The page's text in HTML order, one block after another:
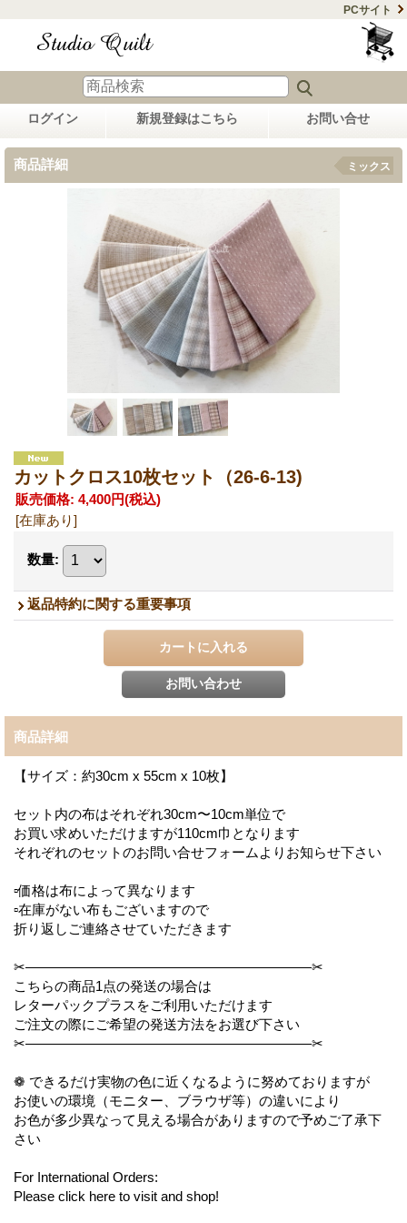
PCサイト
ログイン 新規登録はこちら お問い合せ
商品詳細 ミックス
カットクロス10枚セット（26-6-13)
販売価格: 4,400円(税込)
[在庫あり]
数量:
返品特約に関する重要事項
商品詳細
【サイズ：約30cm x 55cm x 10枚】
セット内の布はそれぞれ30cm〜10cm単位で
お買い求めいただけますが110cm巾となります
それぞれのセットのお問い合せフォームよりお知らせ下さい
▫️価格は布によって異なります
▫️在庫がない布もございますので
折り返しご連絡させていただきます
✂︎—————————————————————✂︎
こちらの商品1点の発送の場合は
レターパックプラスをご利用いただけます
ご注文の際にご希望の発送方法をお選び下さい
✂︎—————————————————————✂︎
❁ できるだけ実物の色に近くなるように努めておりますが
お使いの環境（モニター、ブラウザ等）の違いにより
お色が多少異なって見える場合がありますので予めご了承下
さい
For International Orders:
Please click here to visit and shop!